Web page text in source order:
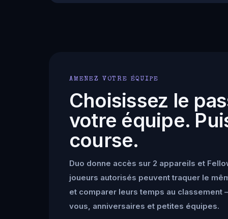
AMENEZ VOTRE ÉQUIPE
Choisissez le
votre équipe.
course.
Duo donne accès sur 2 appareils et
joueurs autorisés peuvent traquer le
et comparer leurs temps au
vous, anniversaires et petites équipes.